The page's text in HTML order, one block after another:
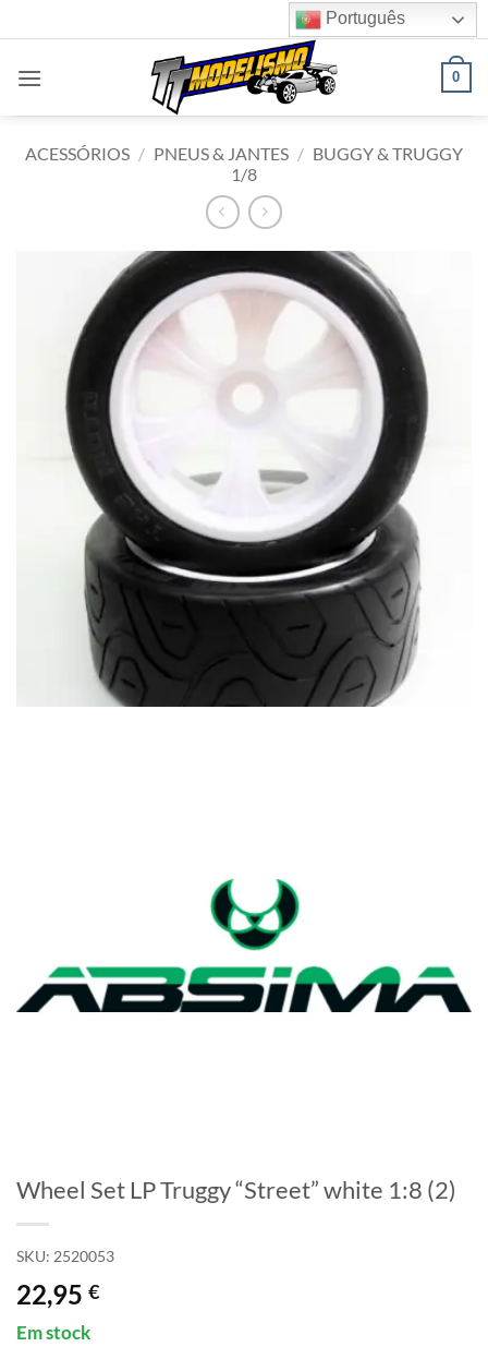
to
content
Português
0
ACESSÓRIOS / PNEUS & JANTES / BUGGY & TRUGGY
1/8
Wheel Set LP Truggy “Street” white 1:8 (2)
SKU: 2520053
22,95 €
Em stock